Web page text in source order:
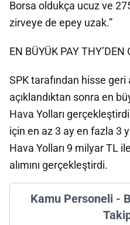
Borsa oldukça ucuz ve
zirveye de epey uzak.”
EN BÜYÜK PAY THY’DEN
SPK tarafından hisse geri
açıklandıktan sonra en
Hava Yolları
için en az 3 ay en fazla 3
Hava Yolları 9 milyar TL
alımını gerçekleştirdi.
Kamu Personeli -